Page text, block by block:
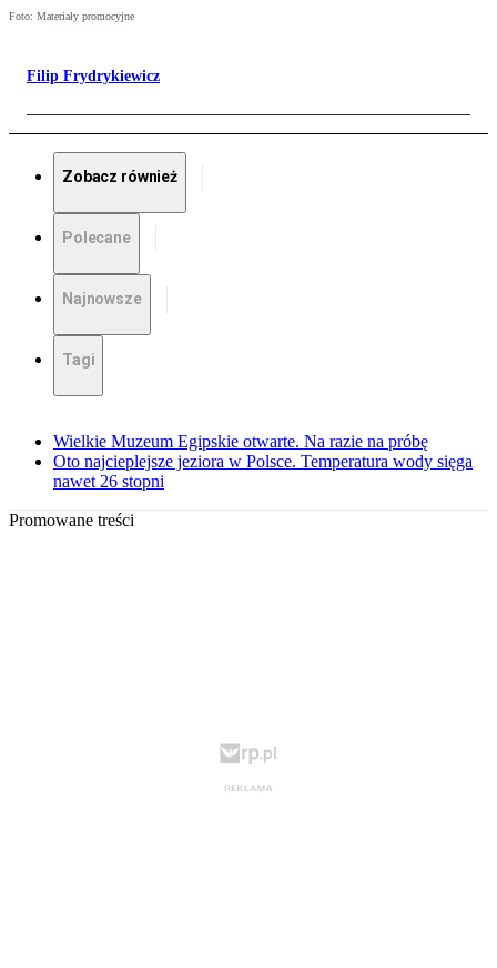
Foto: Materiały promocyjne
Filip Frydrykiewicz
Zobacz również
Polecane
Najnowsze
Tagi
Wielkie Muzeum Egipskie otwarte. Na razie na próbę
Oto najcieplejsze jeziora w Polsce. Temperatura wody sięga
nawet 26 stopni
Promowane treści